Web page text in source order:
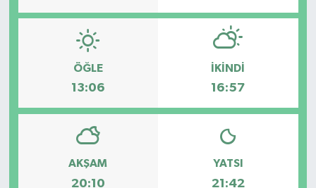
ÖĞLE
13:06
İKINDI
16:57
AKŞAM
20:10
YATSI
21:42